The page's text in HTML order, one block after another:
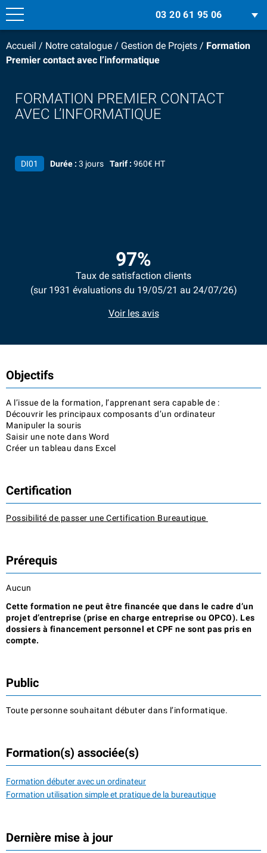
03 20 61 95 06
Accueil / Notre catalogue / Gestion de Projets / Formation
Premier contact avec l’informatique
FORMATION PREMIER CONTACT
AVEC L’INFORMATIQUE
DI01 Durée : 3 jours Tarif : 960€ HT
97%
Taux de satisfaction clients
(sur 1931 évaluations du 19/05/21 au 24/07/26)
Voir les avis
Objectifs
A l’issue de la formation, l’apprenant sera capable de :
Découvrir les principaux composants d’un ordinateur
Manipuler la souris
Saisir une note dans Word
Créer un tableau dans Excel
Certification
Possibilité de passer une Certification Bureautique
Prérequis
Aucun
Cette formation ne peut être financée que dans le cadre d’un
projet d’entreprise (prise en charge entreprise ou OPCO). Les
dossiers à financement personnel et CPF ne sont pas pris en
compte.
Public
Toute personne souhaitant débuter dans l’informatique.
Formation(s) associée(s)
Formation débuter avec un ordinateur
Formation utilisation simple et pratique de la bureautique
Dernière mise à jour